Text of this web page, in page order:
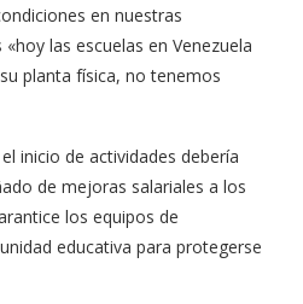
en nuestras
las escuelas en Venezuela
planta física, no tenemos
inicio de actividades debería
de mejoras salariales a los
los equipos de
educativa para protegerse